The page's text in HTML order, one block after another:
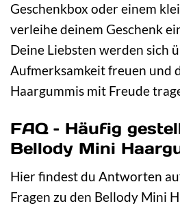
Geschenkbox oder einem
verleihe deinem Geschenk
Deine Liebsten werden sich
Aufmerksamkeit freuen und
Haargummis mit Freude
FAQ – Häufig
Bellody Mini
Hier findest du Antworten
Fragen zu den Bellody Mini